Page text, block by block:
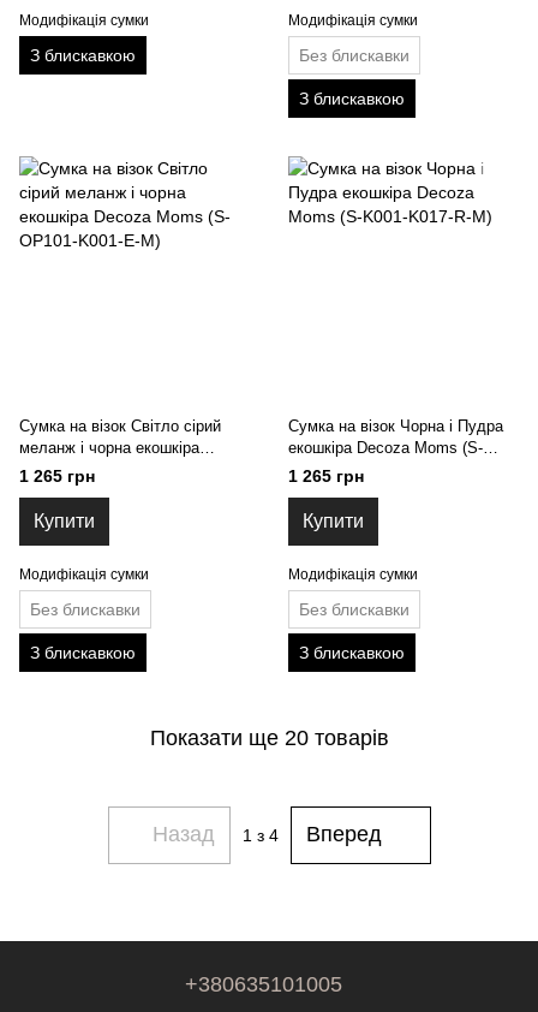
Модифікація сумки
З блискавкою
Модифікація сумки
Без блискавки
З блискавкою
Сумка на візок Світло сірий
меланж і чорна екошкіра
Decoza Moms (S-OP101-K001-
1 265 грн
Купити
Модифікація сумки
Без блискавки
З блискавкою
Сумка на візок Чорна і Пудра
екошкіра Decoza Moms (S-
K001-K017-R-M)
1 265 грн
Купити
Модифікація сумки
Без блискавки
З блискавкою
Показати ще 20 товарів
Назад 1 з 4 Вперед
+380635101005